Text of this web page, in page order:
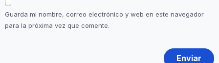
Guarda mi nombre, correo electrónico y web en este navegador
para la próxima vez que comente.